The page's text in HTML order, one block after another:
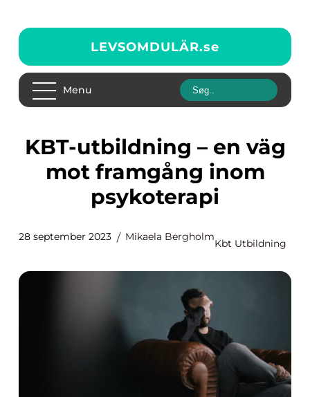
LEVSOMDULÄR.se
Menu
KBT-utbildning – en väg
mot framgång inom
psykoterapi
28 september 2023 Mikaela Bergholm
Kbt Utbildning